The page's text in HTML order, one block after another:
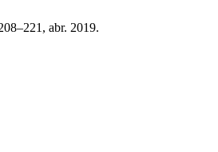
abr. 2019.